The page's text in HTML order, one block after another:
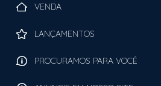
VENDA
LANÇAMENTOS
PROCURAMOS PARA VOCÊ